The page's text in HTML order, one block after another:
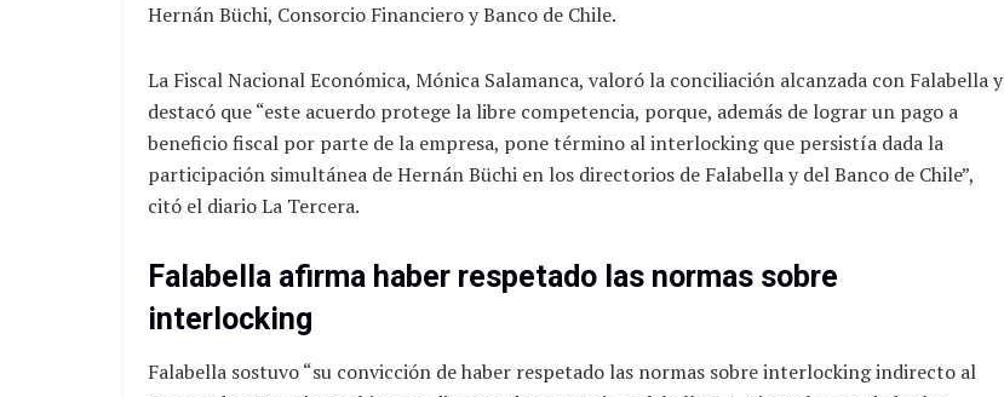
Hernán Büchi, Consorcio Financiero y Banco de Chile.
La Fiscal Nacional Económica, Mónica Salamanca, valoró la conciliación alcanzada con Falabella y
destacó que “este acuerdo protege la libre competencia, porque, además de lograr un pago a
beneficio fiscal por parte de la empresa, pone término al interlocking que persistía dada la
participación simultánea de Hernán Büchi en los directorios de Falabella y del Banco de Chile”,
citó el diario La Tercera.
Falabella afirma haber respetado las normas sobre
interlocking
Falabella sostuvo “su convicción de haber respetado las normas sobre interlocking indirecto al